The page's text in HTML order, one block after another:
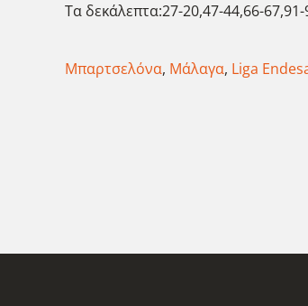
Τα δεκάλεπτα:27-20,47-44,66-
Μπαρτσελόνα, Μάλαγα, Liga